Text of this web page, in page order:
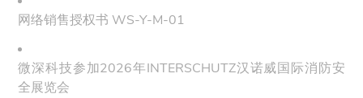
网络销售授权书 WS-Y-M-01
微深科技参加2026年INTERSCHUTZ汉诺威国际消防安
全展览会